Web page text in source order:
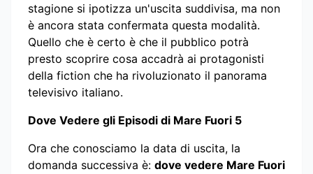
stagione si ipotizza un'uscita suddivisa, ma non
è ancora stata confermata questa modalità.
Quello che è certo è che il pubblico potrà
presto scoprire cosa accadrà ai protagonisti
della fiction che ha rivoluzionato il panorama
televisivo italiano.
Dove Vedere gli Episodi di Mare Fuori 5
Ora che conosciamo la data di uscita, la
domanda successiva è: dove vedere Mare Fuori